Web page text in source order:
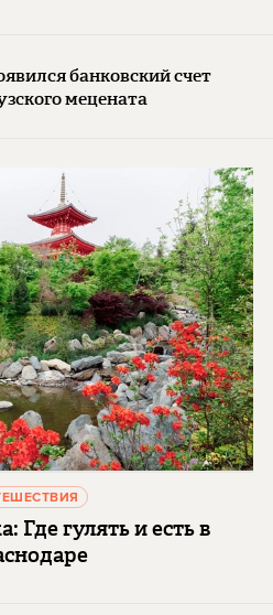
банковский счет
мецената
Где гулять и есть в